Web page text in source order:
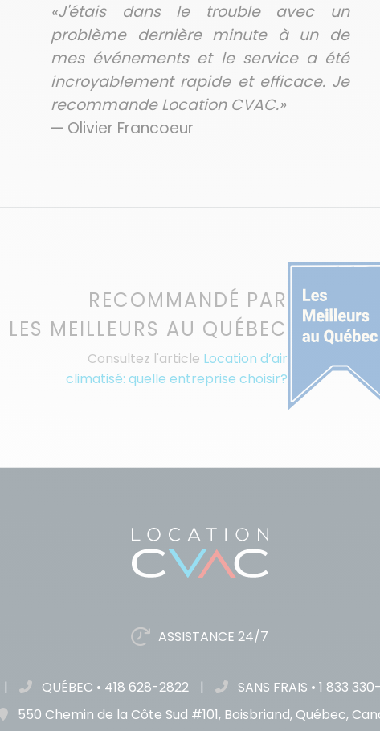
«J'étais dans le trouble avec un
problème dernière minute à un de
mes événements et le service a été
incroyablement rapide et efficace. Je
recommande Location CVAC.»
— Olivier Francoeur
RECOMMANDÉ PAR
LES MEILLEURS AU QUÉBEC
Consultez l'article Location d’air
climatisé: quelle entreprise choisir?
ASSISTANCE 24/7
| QUÉBEC • 418 628-2822 | SANS FRAIS • 1 833
550 Chemin de la Côte Sud #101, Boisbriand, Québec,